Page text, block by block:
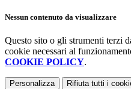
Nessun contenuto da visualizzare
Questo sito o gli strumenti terzi
cookie necessari al
COOKIE POLICY.
Personalizza Rifiuta tutti i